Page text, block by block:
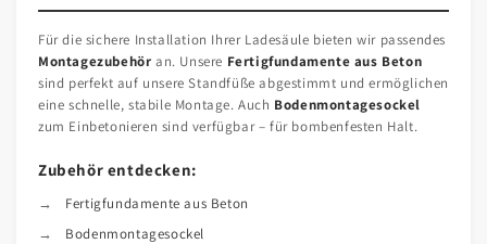
Für die sichere Installation Ihrer Ladesäule bieten wir passendes
Montagezubehör an. Unsere Fertigfundamente aus Beton
sind perfekt auf unsere Standfüße abgestimmt und ermöglichen
eine schnelle, stabile Montage. Auch Bodenmontagesockel
zum Einbetonieren sind verfügbar – für bombenfesten Halt.
Zubehör entdecken:
Fertigfundamente aus Beton
Bodenmontagesockel